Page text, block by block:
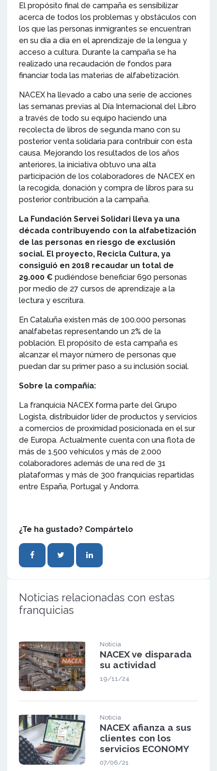
El propósito final de campaña es sensibilizar
acerca de todos los problemas y obstáculos con
los que las personas inmigrantes se encuentran
en su día a día en el aprendizaje de la lengua y
acceso a cultura. Durante la campaña se ha
realizado una recaudación de fondos para
financiar toda las materias de alfabetización.
NACEX ha llevado a cabo una serie de acciones
las semanas previas al Día Internacional del Libro
a través de todo su equipo haciendo una
recolecta de libros de segunda mano con su
posterior venta solidaria para contribuir con esta
causa. Mejorando los resultados de los años
anteriores, la iniciativa obtuvo una alta
participación de los colaboradores de NACEX en
la recogida, donación y compra de libros para su
posterior contribución a la campaña.
La Fundación Servei Solidari lleva ya una
década contribuyendo con la alfabetización
de las personas en riesgo de exclusión
social. El proyecto, Recicla Cultura, ya
consiguió en 2018 recaudar un total de
29.000 € pudiéndose beneficiar 690 personas
por medio de 27 cursos de aprendizaje a la
lectura y escritura.
En Cataluña existen más de 100.000 personas
analfabetas representando un 2% de la
población. El propósito de esta campaña es
alcanzar el mayor número de personas que
puedan dar su primer paso a su inclusión social.
Sobre la compañía:
La franquicia NACEX forma parte del Grupo
Logista, distribuidor líder de productos y servicios
a comercios de proximidad posicionada en el sur
de Europa. Actualmente cuenta con una flota de
más de 1.500 vehículos y más de 2.000
colaboradores además de una red de 31
plataformas y más de 300 franquicias repartidas
entre España, Portugal y Andorra.
¿Te ha gustado? Compártelo
Noticias relacionadas con estas
franquicias
Noticia
NACEX ve disparada
su actividad
19/11/24
Noticia
NACEX afianza a sus
clientes con los
servicios ECONOMY
07/06/21